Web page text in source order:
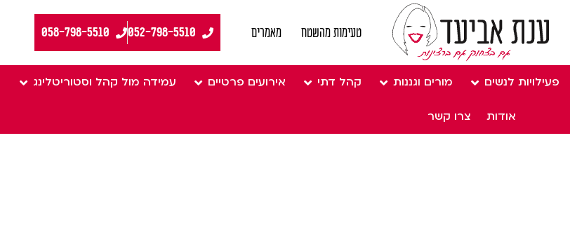
טעימות מהשטח מאמרים 058-798-5510
פעילויות לנשים מורים וגננות קהל דתי אירועים פרטיים עמידה מול קהל וסטוריטלינג
אודות צרו קשר